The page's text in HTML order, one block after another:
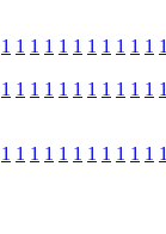
1 1 1 1 1 1 1 1 1 1 1 1
1 1 1 1 1 1 1 1 1 1 1 1
1 1 1 1 1 1 1 1 1 1 1 1